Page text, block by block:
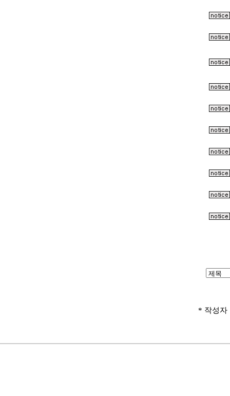
* 작성자